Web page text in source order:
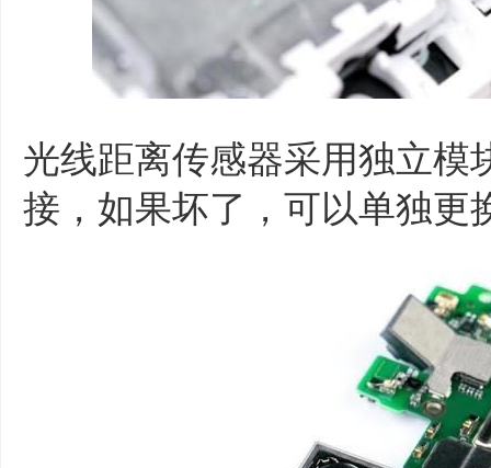
光线距离传感器采用独立模
接，如果坏了，可以单独更